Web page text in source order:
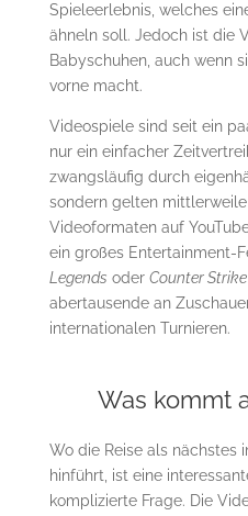
Spieleerlebnis, welches
ähneln soll. Jedoch ist die
Babyschuhen, auch wenn
vorne macht.
Videospiele sind seit ein
nur ein einfacher
zwangsläufig durch
sondern gelten
Videoformaten auf
ein großes Entertainment-
Legends oder Counter Strike
abertausende an
internationalen Turnieren.
Was kommt
Wo die Reise als nächstes
hinführt, ist eine
komplizierte Frage. Die